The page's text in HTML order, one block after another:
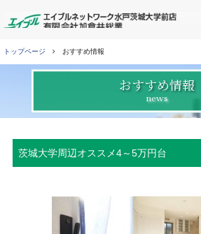
トップページ おすすめ情報
おすすめ情報
news
茨城大学周辺オススメ4～5万円台